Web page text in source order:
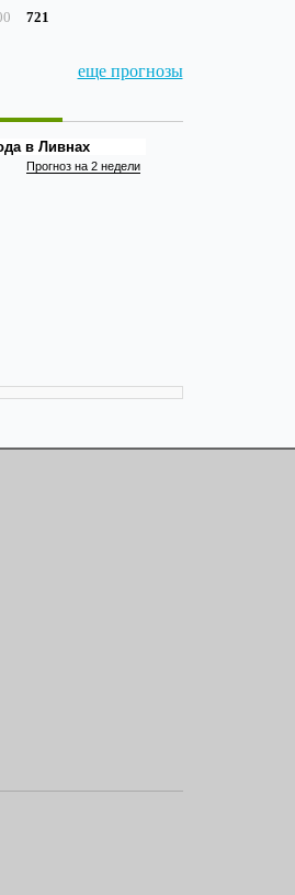
721
еще прогнозы
в Ливнах
Прогноз на 2 недели